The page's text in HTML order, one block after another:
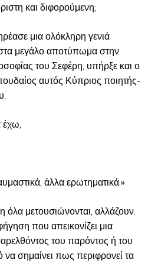
και διφορούμενη;
μια ολόκληρη γενιά
μεγάλο αποτύπωμα στην
του Σεφέρη, υπήρξε και ο
αυτός Κύπριος ποιητής-
έχω,
άλλα ερωτηματικά.»
μετουσιώνονται, αλλάζουν.
που απεικονίζει μια
του παρόντος ή του
να σημαίνει πως περιφρονεί τα